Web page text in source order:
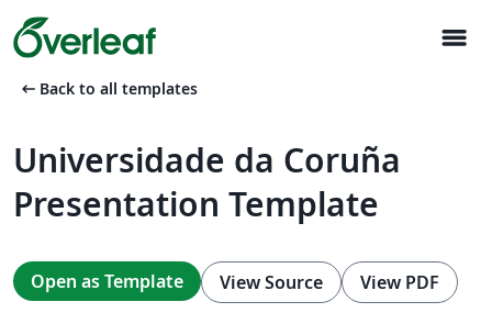
menu
arrow_left_alt Back to all templates
Universidade da Coruña
Presentation Template
Open as Template View Source View PDF